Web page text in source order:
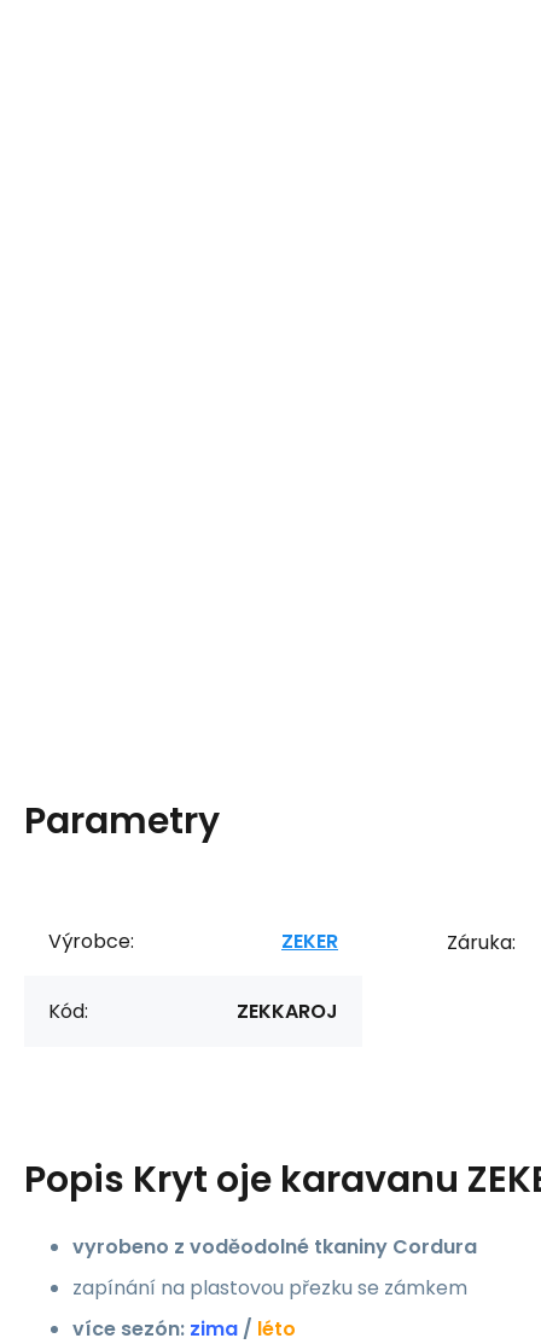
Parametry
Výrobce: ZEKER
Kód: ZEKKAROJ
Záruka:
Popis Kryt oje karavanu
vyrobeno z voděodolné tkaniny Cordura
zapínání na plastovou přezku se zámkem
více sezón: zima / léto